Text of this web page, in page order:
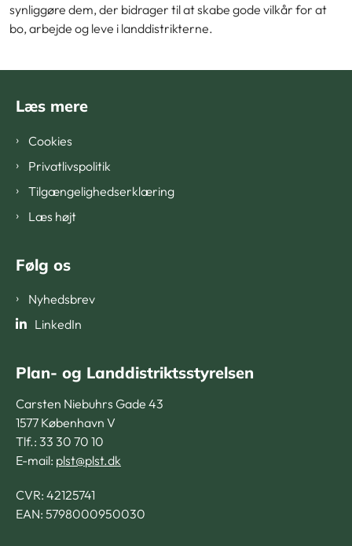
synliggøre dem, der bidrager til at skabe gode vilkår for at
bo, arbejde og leve i landdistrikterne.
Læs mere
Cookies
Privatlivspolitik
Tilgængelighedserklæring
Læs højt
Følg os
Nyhedsbrev
LinkedIn
Plan- og Landdistriktsstyrelsen
Carsten Niebuhrs Gade 43
1577 København V
Tlf.: 33 30 70 10
E-mail: plst@plst.dk
CVR: 42125741
EAN: 5798000950030